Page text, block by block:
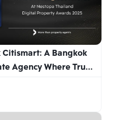
Citismart: A Bangkok
Agency Where Trust